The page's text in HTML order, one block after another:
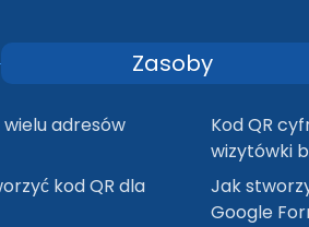
Zasoby
wielu adresów
Kod QR
wizytówki
kod QR dla
Jak
Google